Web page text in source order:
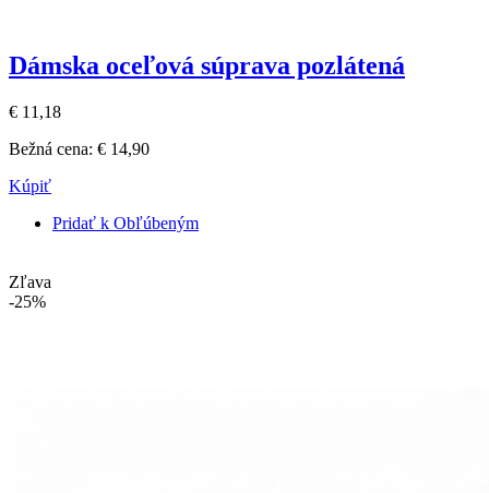
Dámska oceľová súprava pozlátená
€ 11,18
Bežná cena: € 14,90
Kúpiť
Pridať k Obľúbeným
Zľava
-25%